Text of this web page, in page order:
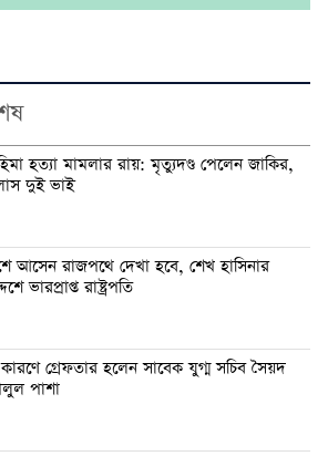
হত্যা মামলার রায়: মৃত্যুদণ্ড পেলেন জাকির,
দুই ভাই
আসেন রাজপথে দেখা হবে, শেখ হাসিনার
ভারপ্রাপ্ত রাষ্ট্রপতি
গ্রেফতার হলেন সাবেক যুগ্ম সচিব সৈয়দ
পাশা